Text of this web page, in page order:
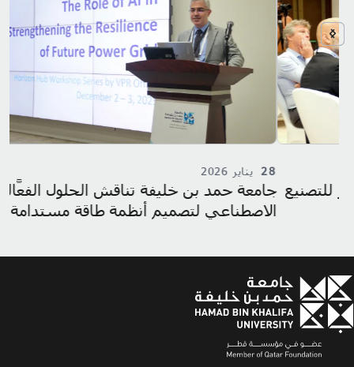
جامعة حمد بن خليفة تناقش الحلول الفعَّالة للذكاء
الاصطناعي لتصميم أنظمة طاقة مستدامة